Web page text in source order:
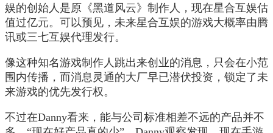
娱的创始人是原《黑道风云》制作人，现在星合互娱估
值过亿元。可以预见，未来星合互娱的游戏大概率由腾
讯或三七互娱代理发行。
像这种知名游戏制作人跳出来创业的消息，只会在小范
围内传播，而消息灵通的大厂早已潜伏投资，锁定了未
来游戏的优先发行权。
不过在Danny看来，能与公司标准相差不远的产品并不